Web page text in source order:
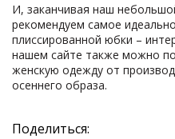
И, заканчивая наш
рекомендуем самое
плиссированной юбки –
нашем сайте также можно
женскую одежду от
осеннего образа.
Поделиться: